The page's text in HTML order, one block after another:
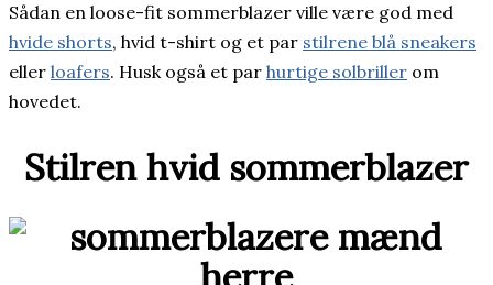
Sådan en loose-fit sommerblazer ville være god med
hvide shorts, hvid t-shirt og et par stilrene blå sneakers
eller loafers. Husk også et par hurtige solbriller om
hovedet.
Stilren hvid sommerblazer